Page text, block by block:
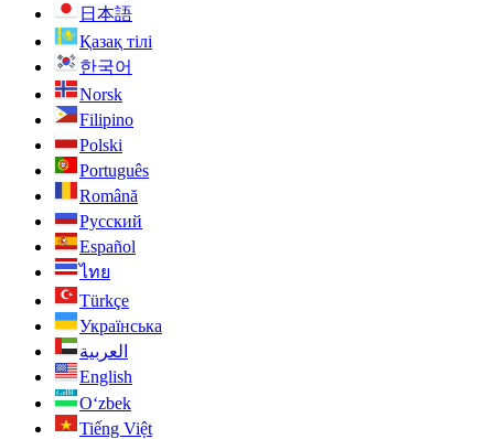
日本語
Қазақ тілі
한국어
Norsk
Filipino
Polski
Português
Română
Русский
Español
ไทย
Türkçe
Українська
العربية
English
O‘zbek
Tiếng Việt